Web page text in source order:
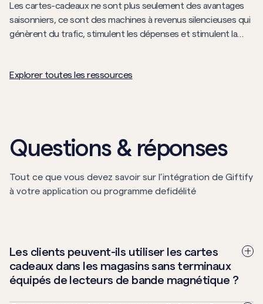
Explorer toutes les ressources
Les cartes-cadeaux ne sont plus seulement des avantages
saisonniers, ce sont des machines à revenus silencieuses qui
génèrent du trafic, stimulent les dépenses et stimulent la
informations basées sur les données, les centres avertis
Questions & réponses
Tout ce que vous devez savoir sur l’intégration de Giftify
à votre application ou programme defidélité
Les clients peuvent-ils utiliser les cartes
cadeaux dans les magasins sans terminaux
équipés de lecteurs de bande magnétique ?